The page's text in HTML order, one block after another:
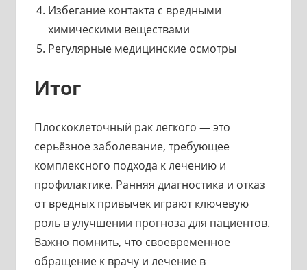
Избегание контакта с вредными
химическими веществами
Регулярные медицинские осмотры
Итог
Плоскоклеточный рак легкого — это
серьёзное заболевание, требующее
комплексного подхода к лечению и
профилактике. Ранняя диагностика и отказ
от вредных привычек играют ключевую
роль в улучшении прогноза для пациентов.
Важно помнить, что своевременное
обращение к врачу и лечение в